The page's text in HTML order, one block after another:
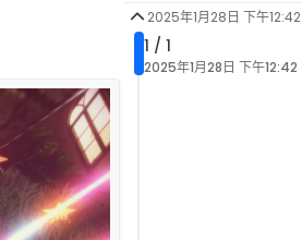
2025年1月28日 下午12:42
1 / 1
2025年1月28日 下午12:42